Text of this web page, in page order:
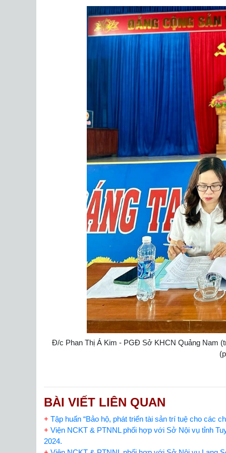
Đ/c Phan Thị Á Kim - PGĐ Sở KHCN Quảng Nam
BÀI VIẾT LIÊN QUAN
+ Tập huấn “Bảo hộ, phát triển tài sản trí tuệ cho các
+ Viện NCKT & PTNNL phối hợp với Sở Nội vụ tỉnh
2024.